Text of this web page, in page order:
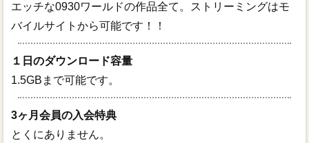
エッチな0930ワールドの作品全て。ストリーミングはモ
バイルサイトから可能です！！
１日のダウンロード容量
1.5GBまで可能です。
3ヶ月会員の入会特典
とくにありません。